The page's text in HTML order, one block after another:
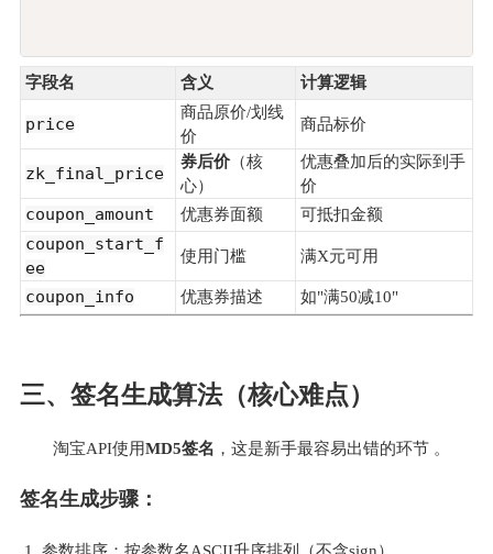
字段名 含义 计算逻辑
price
商品原价/划线
价
商品标价
zk_final_price
券后价 （核
心）
优惠叠加后的实际到手
价
coupon_amount 优惠券面额 可抵扣金额
coupon_start_f
ee
使用门槛 满X元可用
coupon_info 优惠券描述 如"满50减10"
三、签名生成算法（核心难点）
淘宝API使用MD5签名 ，这是新手最容易出错的环节 。
签名生成步骤：
参数排序：按参数名ASCII升序排列（不含sign）